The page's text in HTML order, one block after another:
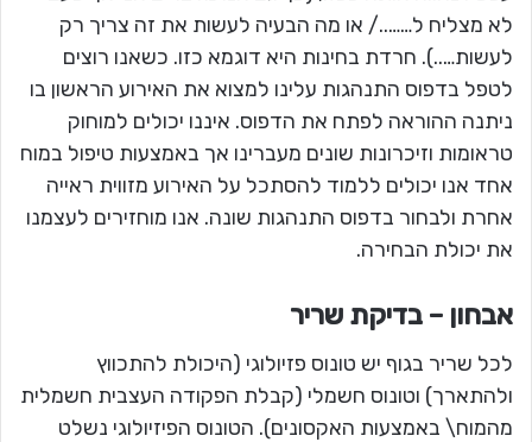
לא מצליח ל……../ או מה הבעיה לעשות את זה צריך רק
לעשות…..). חרדת בחינות היא דוגמא כזו. כשאנו רוצים
לטפל בדפוס התנהגות עלינו למצוא את האירוע הראשון בו
ניתנה ההוראה לפתח את הדפוס. איננו יכולים למוחוק
טראומות וזיכרונות שונים מעברינו אך באמצעות טיפול במוח
אחד אנו יכולים ללמוד להסתכל על האירוע מזווית ראייה
אחרת ולבחור בדפוס התנהגות שונה. אנו מוחזירים לעצמנו
את יכולת הבחירה.
אבחון – בדיקת שריר
לכל שריר בגוף יש טונוס פזיולוגי (היכולת להתכווץ
ולהתארך) וטונוס חשמלי (קבלת הפקודה העצבית חשמלית
מהמוח\ באמצעות האקסונים). הטונוס הפיזיולוגי נשלט